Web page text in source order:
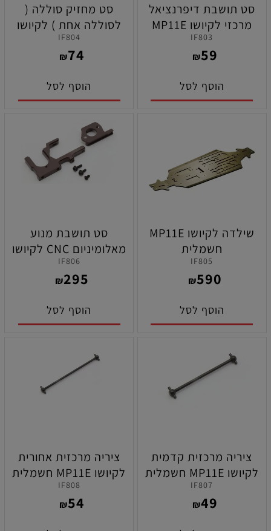
סט תושבת דיפרנציאל
מרכזי לקיושו MP11E
חשמלית
IF803
₪59
הוסף לסל
סט מחזיק סוללה (
לסוללה אחת ) לקיושו
MP11E חשמליתIF804
₪74
הוסף לסל
שילדה לקיושו MP11E
חשמלית
IF805
₪590
הוסף לסל
סט תושבת מנוע
מאלומיניום CNC לקיושו
MP11E חשמליתIF806
₪295
הוסף לסל
ציריה מרכזית קדמית
לקיושו MP11E חשמלית
IF807
₪49
ציריה מרכזית אחורית
לקיושו MP11E חשמלית
IF808
₪54